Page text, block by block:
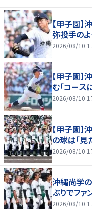
【甲子園
弥投手のよ
2026/08/10
【甲子園
む「コー
2026/08/10
【甲子園
の球は「見
2026/08/10
沖縄尚学
ぶりでファ
2026/08/10